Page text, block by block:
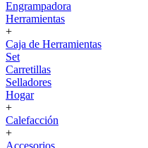
Engrampadora
Herramientas
+
Caja de Herramientas
Set
Carretillas
Selladores
Hogar
+
Calefacción
+
Accesorios